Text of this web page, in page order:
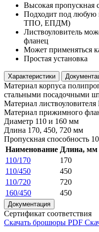
Высокая пропускная
Подходит под
ТПО, ЕПДМ)
Листвоуловитель
фланец
Может применяться
Простая установка
Характеристики
Материал корпуса
стальными посадочными
Материал листвоуловителя
Материал прижимного
Диаметр 110 и 160 мм
Длина 170, 450, 720 мм
Пропускная способность
Наименование Длина, мм
110/170
170
110/450
450
110/720
720
160/450
450
Документация
Сертификат соответствия
Скачать брошюры PDF